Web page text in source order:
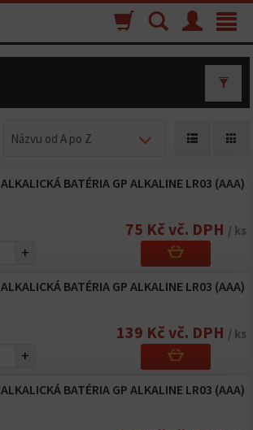
Toggle
Menu
Vyhľadávanie
Nákupný
košík
Názvu od A po Z
ALKALICKÁ BATÉRIA GP ALKALINE LR03 (AAA)
75 Kč vč. DPH / ks
+
ALKALICKÁ BATÉRIA GP ALKALINE LR03 (AAA)
139 Kč vč. DPH / ks
+
ALKALICKÁ BATÉRIA GP ALKALINE LR03 (AAA)